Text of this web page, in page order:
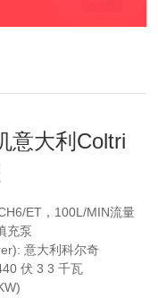
意大利Coltri
ET，100L/MIN流量
充泵
意大利科尔奇
伏 3 3 千瓦